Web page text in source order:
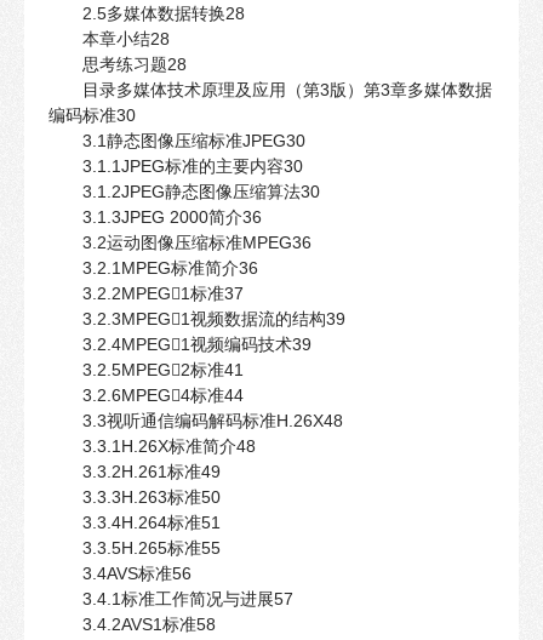
2.5多媒体数据转换28
本章小结28
思考练习题28
目录多媒体技术原理及应用（第3版）第3章多媒体数据
编码标准30
3.1静态图像压缩标准JPEG30
3.1.1JPEG标准的主要内容30
3.1.2JPEG静态图像压缩算法30
3.1.3JPEG 2000简介36
3.2运动图像压缩标准MPEG36
3.2.1MPEG标准简介36
3.2.2MPEG1标准37
3.2.3MPEG1视频数据流的结构39
3.2.4MPEG1视频编码技术39
3.2.5MPEG2标准41
3.2.6MPEG4标准44
3.3视听通信编码解码标准H.26X48
3.3.1H.26X标准简介48
3.3.2H.261标准49
3.3.3H.263标准50
3.3.4H.264标准51
3.3.5H.265标准55
3.4AVS标准56
3.4.1标准工作简况与进展57
3.4.2AVS1标准58